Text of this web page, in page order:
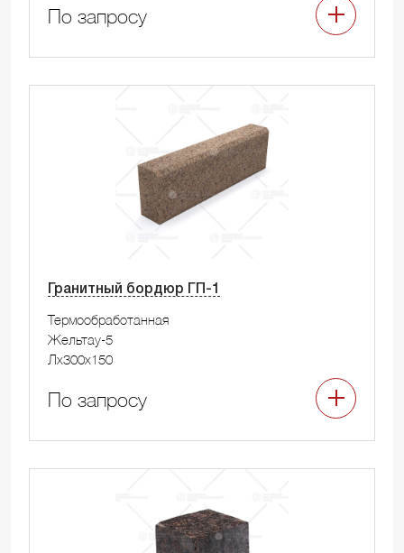
По запросу
Гранитный бордюр ГП-1
Термообработанная
Жельтау-5
Лx300x150
По запросу